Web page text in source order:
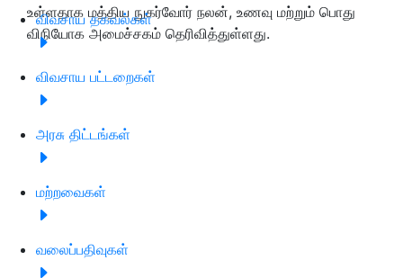
விவசாய தகவல்கள்
விவசாய பட்டறைகள்
அரசு திட்டங்கள்
மற்றவைகள்
வலைப்பதிவுகள்
உள்ளதாக மத்திய நுகர்வோர் நலன், உணவு மற்றும் பொது
விநியோக அமைச்சகம் தெரிவித்துள்ளது.